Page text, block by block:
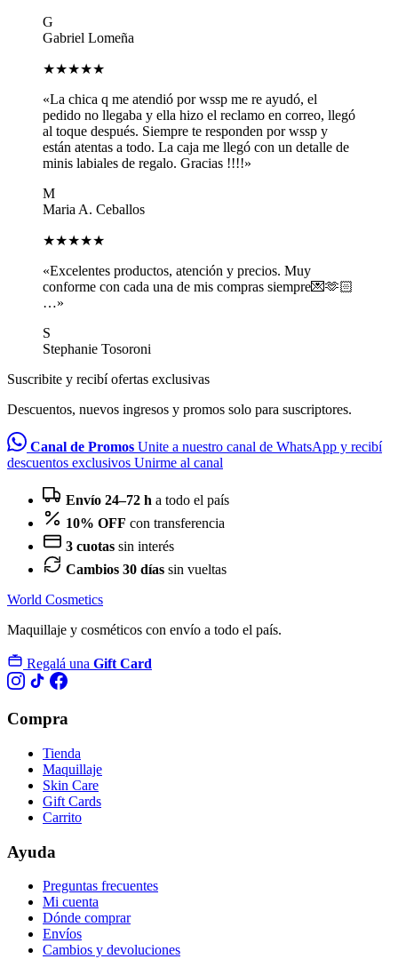
G
Gabriel Lomeña
★★★★★
«La chica q me atendió por wssp me re ayudó, el
pedido no llegaba y ella hizo el reclamo en correo, llegó
al toque después. Siempre te responden por wssp y
están atentas a todo. La caja me llegó con un detalle de
minis labiales de regalo. Gracias !!!!»
M
Maria A. Ceballos
★★★★★
«Excelentes productos, atención y precios. Muy
conforme con cada una de mis compras siempre💌🫶🏻
…»
S
Stephanie Tosoroni
Suscribite y recibí ofertas exclusivas
Descuentos, nuevos ingresos y promos solo para suscriptores.
Canal de Promos Unite a nuestro canal de WhatsApp y recibí
descuentos exclusivos Unirme al canal
Envío 24–72 h a todo el país
10% OFF con transferencia
3 cuotas sin interés
Cambios 30 días sin vueltas
World Cosmetics
Maquillaje y cosméticos con envío a todo el país.
Regalá una Gift Card
Compra
Tienda
Maquillaje
Skin Care
Gift Cards
Carrito
Ayuda
Preguntas frecuentes
Mi cuenta
Dónde comprar
Envíos
Cambios y devoluciones